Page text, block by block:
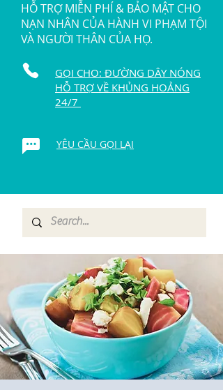
HỖ TRỢ MIỄN PHÍ & BẢO MẬT CHO
NẠN NHÂN CỦA HÀNH VI PHẠM TỘI
VÀ NGƯỜI THÂN CỦA HỌ.
GỌI CHO: ĐƯỜNG DÂY NÓNG
HỖ TRỢ VỀ KHỦNG HOẢNG
24/7
YÊU CẦU GỌI LẠI